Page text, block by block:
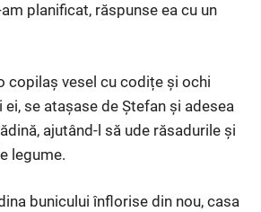
planificat, răspunse ea cu un
copilaș vesel cu codițe și ochi
se atașase de Ștefan și adesea
ajutând-l să ude răsadurile și
legume.
bunicului înflorise din nou, casa